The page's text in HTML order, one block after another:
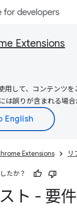
Extensions
用して、コンテンツ
は誤りが含まれる場合
Extensions リ
たか？
ト - 要件